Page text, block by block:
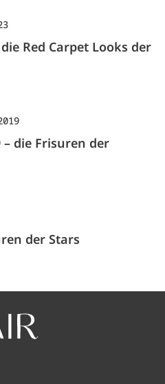
Red Carpet Looks der
die Frisuren der
der Stars